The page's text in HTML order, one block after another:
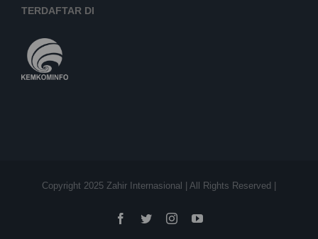
TERDAFTAR DI
Copyright 2025 Zahir Internasional | All Rights Reserved
Facebook
TwitterInstagramYouTube